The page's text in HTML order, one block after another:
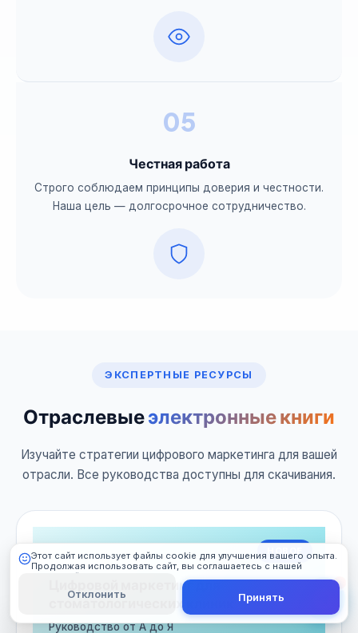
05
Честная работа
Строго соблюдаем принципы доверия и честности.
Наша цель — долгосрочное сотрудничество.
ЭКСПЕРТНЫЕ РЕСУРСЫ
Отраслевыеэлектронные книги
Изучайте стратегии цифрового маркетинга для вашей
отрасли. Все руководства доступны для скачивания.
Цифровой маркетинг для
стоматологических клиник
Руководство от А до Я
Этот сайт использует файлы cookie для улучшения вашего опыта.
Продолжая использовать сайт, вы соглашаетесь с нашей
политикой cookie.
Отклонить Принять
101 Digital